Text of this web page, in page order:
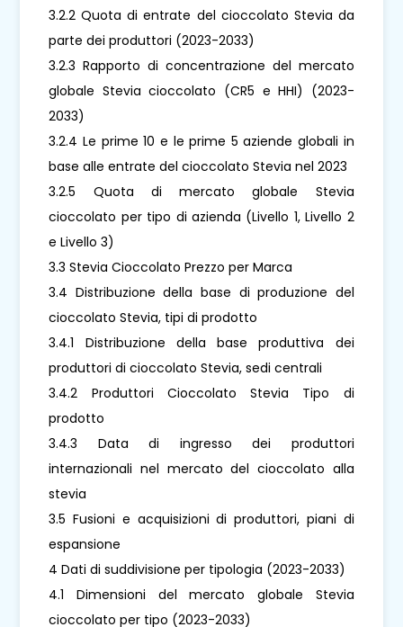
3.2.2 Quota di entrate del cioccolato Stevia da
parte dei produttori (2023-2033)
3.2.3 Rapporto di concentrazione del mercato
globale Stevia cioccolato (CR5 e HHI) (2023-
2033)
3.2.4 Le prime 10 e le prime 5 aziende globali in
base alle entrate del cioccolato Stevia nel 2023
3.2.5 Quota di mercato globale Stevia
cioccolato per tipo di azienda (Livello 1, Livello 2
e Livello 3)
3.3 Stevia Cioccolato Prezzo per Marca
3.4 Distribuzione della base di produzione del
cioccolato Stevia, tipi di prodotto
3.4.1 Distribuzione della base produttiva dei
produttori di cioccolato Stevia, sedi centrali
3.4.2 Produttori Cioccolato Stevia Tipo di
prodotto
3.4.3 Data di ingresso dei produttori
internazionali nel mercato del cioccolato alla
stevia
3.5 Fusioni e acquisizioni di produttori, piani di
espansione
4 Dati di suddivisione per tipologia (2023-2033)
4.1 Dimensioni del mercato globale Stevia
cioccolato per tipo (2023-2033)